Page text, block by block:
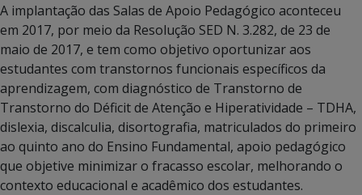
A implantação das Salas de Apoio Pedagógico aconteceu
em 2017, por meio da Resolução SED N. 3.282, de 23 de
maio de 2017, e tem como objetivo oportunizar aos
estudantes com transtornos funcionais específicos da
aprendizagem, com diagnóstico de Transtorno de
Transtorno do Déficit de Atenção e Hiperatividade – TDHA,
dislexia, discalculia, disortografia, matriculados do primeiro
ao quinto ano do Ensino Fundamental, apoio pedagógico
que objetive minimizar o fracasso escolar, melhorando o
contexto educacional e acadêmico dos estudantes.